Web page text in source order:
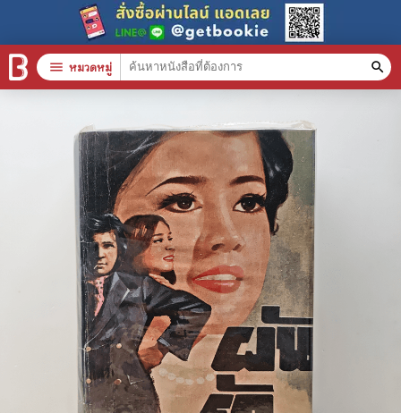
menu หมวดหมู่ search
หมวดหมู่สินค้า
หนังสือทั้งหมด
สินค้าใช้เฉพาะแต้มเท่านั้น
📚 หนังสือทั่วไป
🦄 วรรณกรรม นิยาย เรื่องสั้น
🎓 การศึกษา
😼 หนังสือการ์ตูน
🐲 หนังสือเด็ก